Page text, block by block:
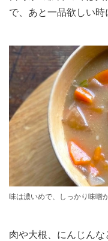
で、あと一品欲しい時
味は濃いめで、しっかり味噌
肉や大根、にんじん